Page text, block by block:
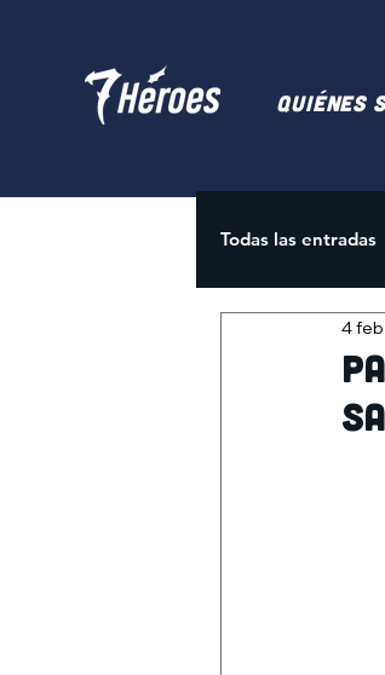
Quiénes
Todas las entradas
Juegos de
4